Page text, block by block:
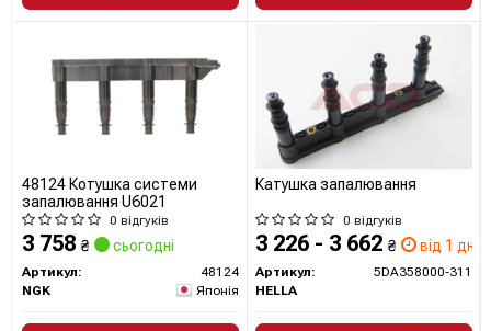
48124 Котушка системи
запалювання U6021
0 відгуків
3 758 ₴ сьогодні
Артикул:
48124
NGK
Японія
Катушка запалювання
0 відгуків
3 226 - 3 662 ₴ від 1 дн.
Артикул:
5DA358000-311
HELLA